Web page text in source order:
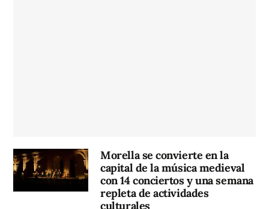
Morella se convierte en la
capital de la música medieval
con 14 conciertos y una semana
repleta de actividades
culturales